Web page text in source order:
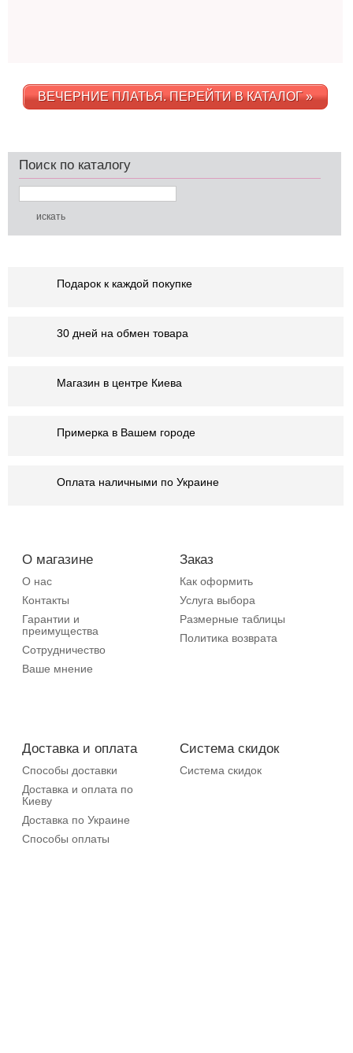
ВЕЧЕРНИЕ ПЛАТЬЯ. ПЕРЕЙТИ В КАТАЛОГ »
Поиск по каталогу
Подарок к каждой покупке
30 дней на обмен товара
Магазин в центре Киева
Примерка в Вашем городе
Оплата наличными по Украине
О магазине
О нас
Контакты
Гарантии и
преимущества
Сотрудничество
Ваше мнение
Заказ
Как оформить
Услуга выбора
Размерные таблицы
Политика возврата
Доставка и оплата
Способы доставки
Доставка и оплата по
Киеву
Доставка по Украине
Способы оплаты
Система скидок
Система скидок